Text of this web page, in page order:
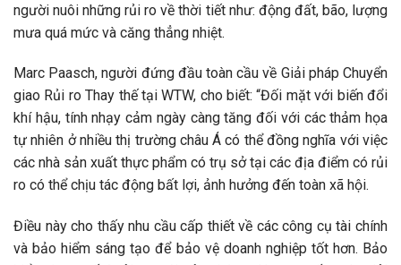
người nuôi những rủi ro về thời tiết như: động đất, bão, lượng
mưa quá mức và căng thẳng nhiệt.
Marc Paasch, người đứng đầu toàn cầu về Giải pháp Chuyển
giao Rủi ro Thay thế tại WTW, cho biết: “Đối mặt với biến đổi
khí hậu, tính nhạy cảm ngày càng tăng đối với các thảm họa
tự nhiên ở nhiều thị trường châu Á có thể đồng nghĩa với việc
các nhà sản xuất thực phẩm có trụ sở tại các địa điểm có rủi
ro có thể chịu tác động bất lợi, ảnh hưởng đến toàn xã hội.
Điều này cho thấy nhu cầu cấp thiết về các công cụ tài chính
và bảo hiểm sáng tạo để bảo vệ doanh nghiệp tốt hơn. Bảo